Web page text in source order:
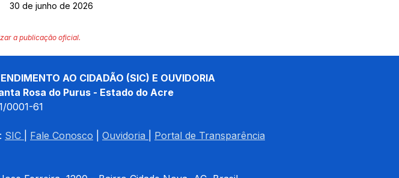
30 de junho de 2026
a publicação oficial.
AO CIDADÃO (SIC) E OUVIDORIA
Rosa do Purus - Estado do Acre
0001-61
SIC Fale Conosco Ouvidoria Portal de Transparência